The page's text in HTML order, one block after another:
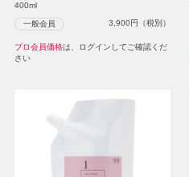
400ml
一般会員 3,900円（税別）
プロ会員価格は、ログインしてご確認くだ
さい